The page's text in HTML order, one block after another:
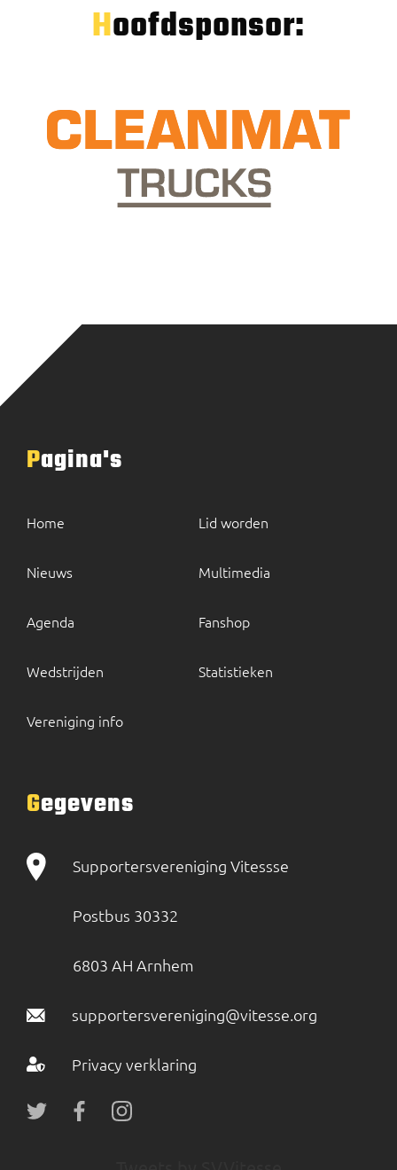
Hoofdsponsor:
Pagina's
Home
Nieuws
Agenda
Wedstrijden
Vereniging info
Lid worden
Multimedia
Fanshop
Statistieken
Gegevens
Supportersvereniging Vitessse
Postbus 30332
6803 AH Arnhem
supportersvereniging@vitesse.org
Privacy verklaring